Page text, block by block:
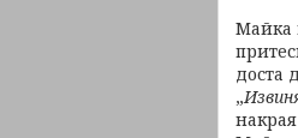
Майка
доста
„
накрая